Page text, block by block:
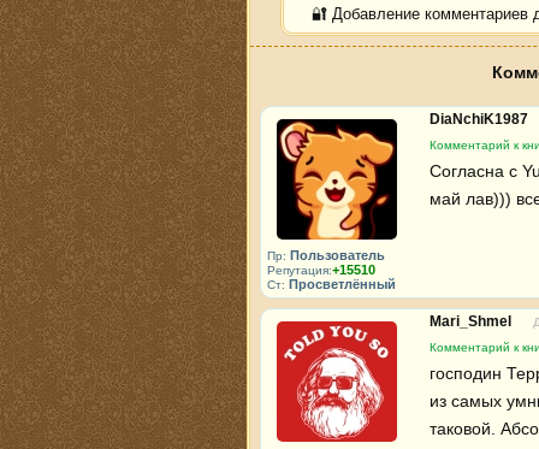
🔐 Добавление комментариев
Пр: Пользователь
Репутация:+15510
Ст: Просветлённый
DiaNchiK1987
Комментарий к
Согласна с
май лав)))
Mari_Shmel
Комментарий к
господин
из самых
таковой.